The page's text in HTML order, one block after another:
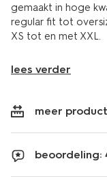
gemaakt in hoge
regular fit tot
XS tot en met XXL.
lees verder
meer
beoordeling: